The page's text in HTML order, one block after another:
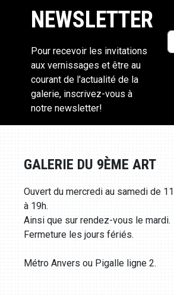
NEWSLETTER
Pour recevoir les invitations
aux vernissages et être au
courant de l'actualité de la
galerie, inscrivez-vous à
notre newsletter!
GALERIE DU 9ÈME ART
Ouvert du mercredi au samedi de
à 19h.
Ainsi que sur rendez-vous le mardi.
Fermeture les jours fériés.
Métro Anvers ou Pigalle ligne 2.